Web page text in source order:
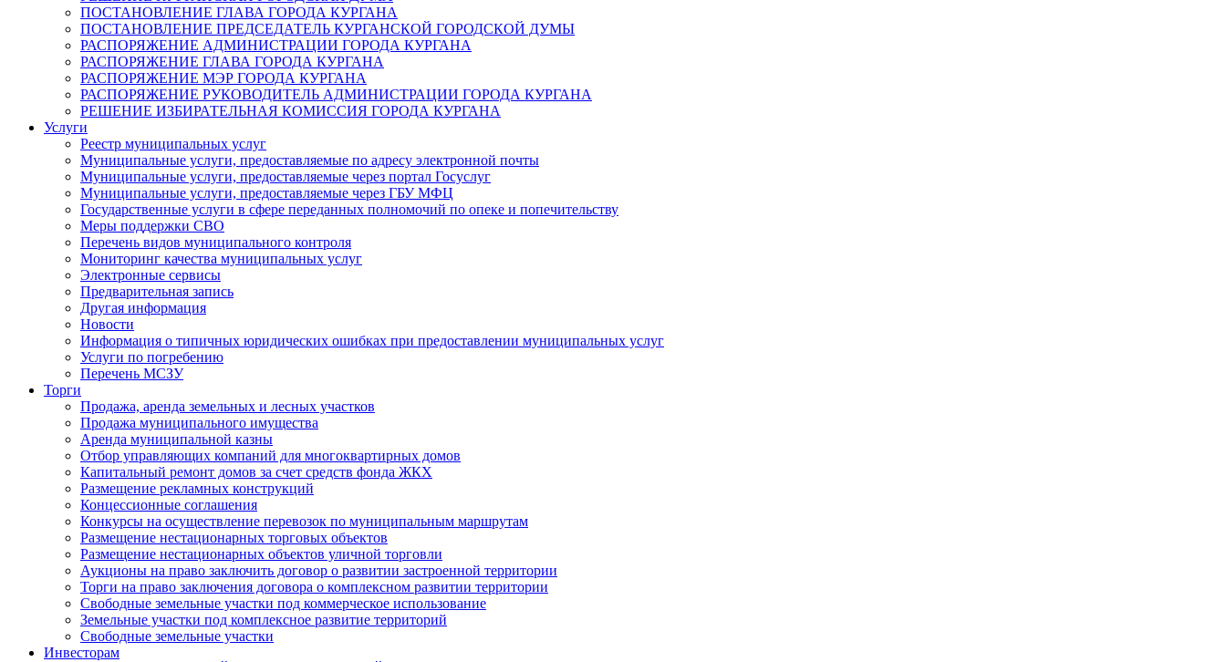
ПОСТАНОВЛЕНИЕ ГЛАВА ГОРОДА КУРГАНА
ПОСТАНОВЛЕНИЕ ПРЕДСЕДАТЕЛЬ КУРГАНСКОЙ ГОРОДСКОЙ ДУМЫ
РАСПОРЯЖЕНИЕ АДМИНИСТРАЦИИ ГОРОДА КУРГАНА
РАСПОРЯЖЕНИЕ ГЛАВА ГОРОДА КУРГАНА
РАСПОРЯЖЕНИЕ МЭР ГОРОДА КУРГАНА
РАСПОРЯЖЕНИЕ РУКОВОДИТЕЛЬ АДМИНИСТРАЦИИ ГОРОДА КУРГАНА
РЕШЕНИЕ ИЗБИРАТЕЛЬНАЯ КОМИССИЯ ГОРОДА КУРГАНА
Услуги
Реестр муниципальных услуг
Муниципальные услуги, предоставляемые по адресу электронной почты
Муниципальные услуги, предоставляемые через портал Госуслуг
Муниципальные услуги, предоставляемые через ГБУ МФЦ
Государственные услуги в сфере переданных полномочий по опеке и попечительству
Меры поддержки СВО
Перечень видов муниципального контроля
Мониторинг качества муниципальных услуг
Электронные сервисы
Предварительная запись
Другая информация
Новости
Информация о типичных юридических ошибках при предоставлении муниципальных услуг
Услуги по погребению
Перечень МСЗУ
Торги
Продажа, аренда земельных и лесных участков
Продажа муниципального имущества
Аренда муниципальной казны
Отбор управляющих компаний для многоквартирных домов
Капитальный ремонт домов за счет средств фонда ЖКХ
Размещение рекламных конструкций
Концессионные соглашения
Конкурсы на осуществление перевозок по муниципальным маршрутам
Размещение нестационарных торговых объектов
Размещение нестационарных объектов уличной торговли
Аукционы на право заключить договор о развитии застроенной территории
Торги на право заключения договора о комплексном развитии территории
Свободные земельные участки под коммерческое использование
Земельные участки под комплексное развитие территорий
Свободные земельные участки
Инвесторам